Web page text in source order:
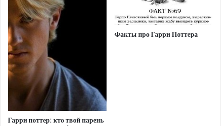
Гарри поттер: кто твой парень
Факты про Гарри Поттера